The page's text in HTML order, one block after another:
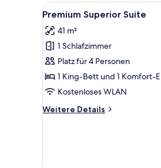
Alle
Fotos
für
Premium
Superior
Suite
anzeigen
2
Premium Superior Suite
41 m²
1 Schlafzimmer
Platz für 4 Personen
1 King-Bett und 1 Komfort-
Kostenloses WLAN
Weitere Details
Weitere